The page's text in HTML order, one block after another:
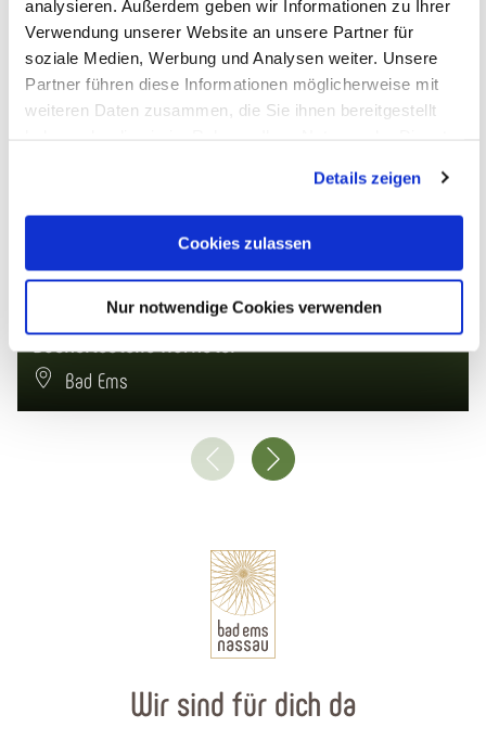
analysieren. Außerdem geben wir Informationen zu Ihrer
Verwendung unserer Website an unsere Partner für
soziale Medien, Werbung und Analysen weiter. Unsere
Partner führen diese Informationen möglicherweise mit
weiteren Daten zusammen, die Sie ihnen bereitgestellt
Cookies, wenn Sie unsere Webseite weiterhin nutzen.
Details zeigen
Cookies zulassen
Nur notwendige Cookies verwenden
Das könnte dich auch interessieren
Bushaltestelle Kurhotel
Bad Ems
Wir sind für dich da